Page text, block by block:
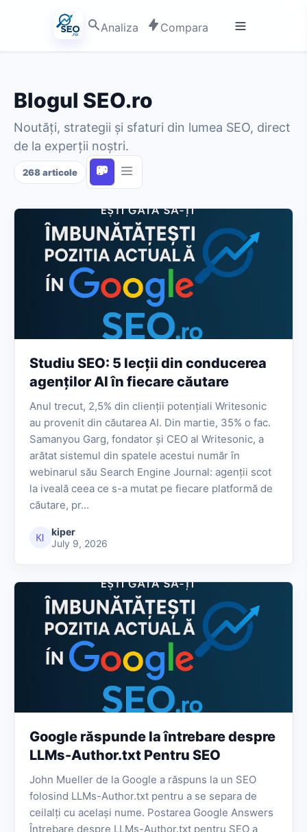
Analiza Compara
Blogul SEO.ro
Noutăți, strategii și sfaturi din lumea SEO, direct
de la experții noștri.
268 articole
Studiu SEO: 5 lecții din conducerea
agenților AI în fiecare căutare
Anul trecut, 2,5% din clienții potențiali Writesonic
au provenit din căutarea AI. Din martie, 35% o fac.
Samanyou Garg, fondator și CEO al Writesonic, a
arătat sistemul din spatele acestui număr în
webinarul său Search Engine Journal: agenții scot
la iveală ceea ce s-a mutat pe fiecare platformă de
căutare, pr...
kiper
July 9, 2026
Google răspunde la întrebare despre
LLMs-Author.txt Pentru SEO
John Mueller de la Google a răspuns la un SEO
folosind LLMs-Author.txt pentru a se separa de
ceilalți cu același nume. Postarea Google Answers
Întrebare despre LLMs-Author.txt pentru SEO a